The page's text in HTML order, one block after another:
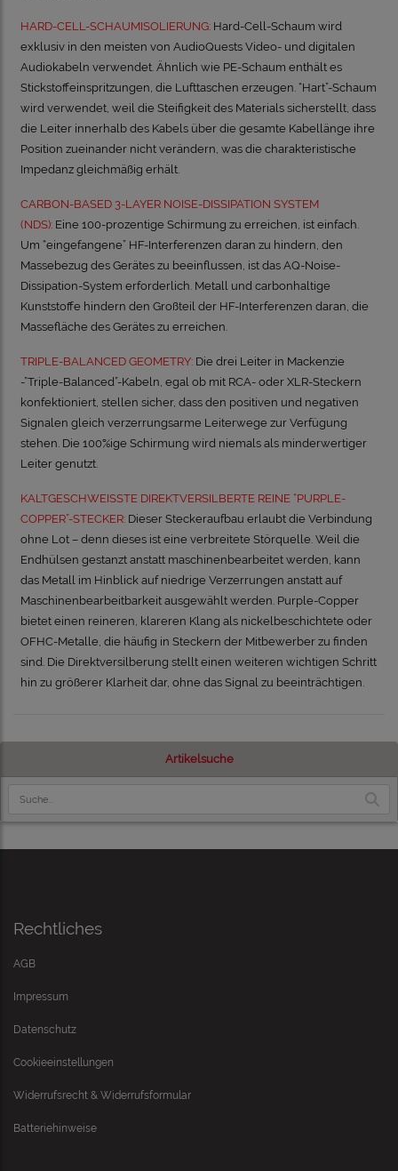
HARD-CELL-SCHAUMISOLIERUNG: Hard-Cell-Schaum wird
exklusiv in den meisten von AudioQuests Video- und digitalen
Audiokabeln verwendet. Ähnlich wie PE-Schaum enthält es
Stickstoffeinspritzungen, die Lufttaschen erzeugen. “Hart”-Schaum
wird verwendet, weil die Steifigkeit des Materials sicherstellt, dass
die Leiter innerhalb des Kabels über die gesamte Kabellänge ihre
Position zueinander nicht verändern, was die charakteristische
Impedanz gleichmäßig erhält.
CARBON-BASED 3-LAYER NOISE-DISSIPATION SYSTEM
(NDS): Eine 100-prozentige Schirmung zu erreichen, ist einfach.
Um “eingefangene” HF-Interferenzen daran zu hindern, den
Massebezug des Gerätes zu beeinflussen, ist das AQ-Noise-
Dissipation-System erforderlich. Metall und carbonhaltige
Kunststoffe hindern den Großteil der HF-Interferenzen daran, die
Massefläche des Gerätes zu erreichen.
TRIPLE-BALANCED GEOMETRY: Die drei Leiter in Mackenzie
-”Triple-Balanced”-Kabeln, egal ob mit RCA- oder XLR-Steckern
konfektioniert, stellen sicher, dass den positiven und negativen
Signalen gleich verzerrungsarme Leiterwege zur Verfügung
stehen. Die 100%ige Schirmung wird niemals als minderwertiger
Leiter genutzt.
KALTGESCHWEISSTE DIREKTVERSILBERTE REINE “PURPLE-
COPPER”-STECKER: Dieser Steckeraufbau erlaubt die Verbindung
ohne Lot – denn dieses ist eine verbreitete Störquelle. Weil die
Endhülsen gestanzt anstatt maschinenbearbeitet werden, kann
das Metall im Hinblick auf niedrige Verzerrungen anstatt auf
Maschinenbearbeitbarkeit ausgewählt werden. Purple-Copper
bietet einen reineren, klareren Klang als nickelbeschichtete oder
OFHC-Metalle, die häufig in Steckern der Mitbewerber zu finden
sind. Die Direktversilberung stellt einen weiteren wichtigen Schritt
hin zu größerer Klarheit dar, ohne das Signal zu beeinträchtigen.
Artikelsuche
Rechtliches
AGB
Impressum
Datenschutz
Cookieeinstellungen
Widerrufsrecht & Widerrufsformular
Batteriehinweise